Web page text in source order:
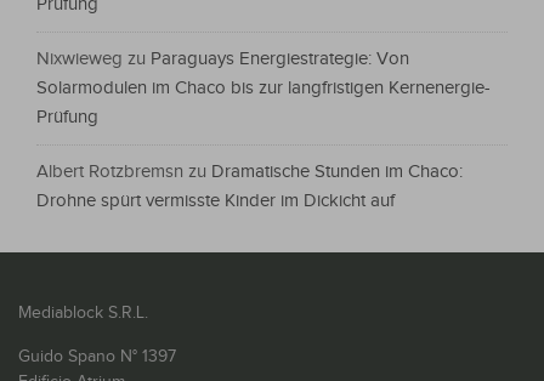
Prüfung
Nixwieweg zu Paraguays Energiestrategie: Von
Solarmodulen im Chaco bis zur langfristigen Kernenergie-
Prüfung
Albert Rotzbremsn zu Dramatische Stunden im Chaco:
Drohne spürt vermisste Kinder im Dickicht auf
Mediablock S.R.L.
Guido Spano N° 1397